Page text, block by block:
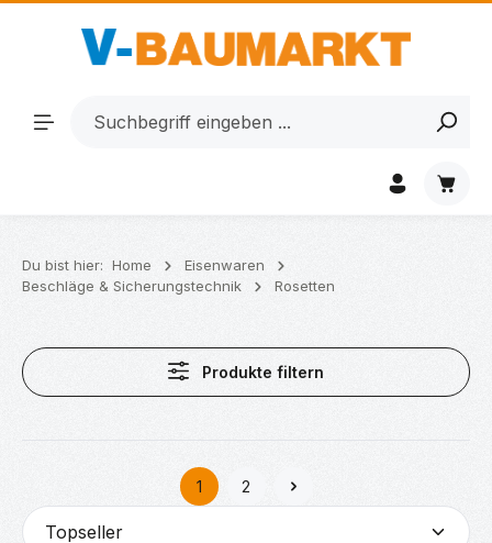
Zum Hauptinhalt springen
Du bist hier: Home
Eisenwaren
Beschläge & Sicherungstechnik
Rosetten
Produkte filtern
Seite
1
Seite
2